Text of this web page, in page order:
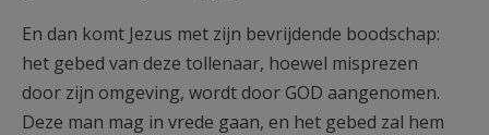
En dan komt Jezus met zijn bevrijdende boodschap:
het gebed van deze tollenaar, hoewel misprezen
door zijn omgeving, wordt door GOD aangenomen.
Deze man mag in vrede gaan, en het gebed zal hem